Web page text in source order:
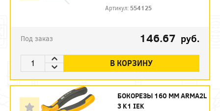
Артикул: 554125
Под заказ 146.67 руб.
В КОРЗИНУ
БОКОРЕЗЫ 160 ММ ARMA2L
3 K1 IEK